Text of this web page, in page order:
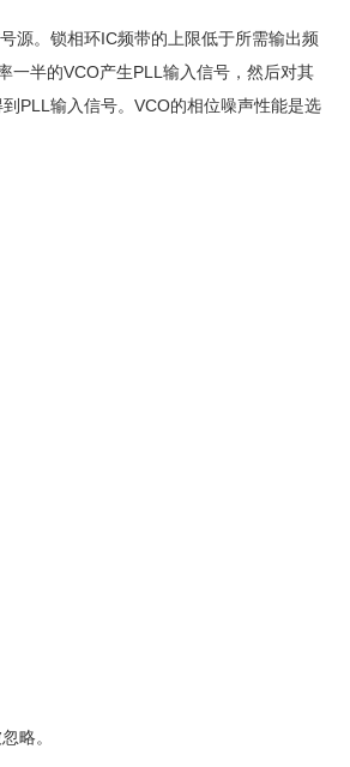
源。锁相环IC频带的上限低于所需输出频
一半的VCO产生PLL输入信号，然后对其
PLL输入信号。VCO的相位噪声性能是选
略。